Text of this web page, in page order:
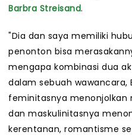
Barbra Streisand.
"Dia dan saya memiliki
penonton bisa
mengapa kombinasi dua
dalam sebuah wawancara,
feminitasnya menonjolkan
dan maskulinitasnya
kerentanan, romantisme